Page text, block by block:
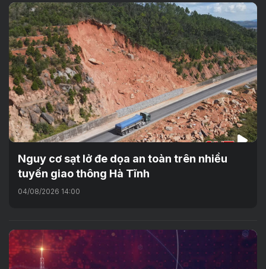
Nguy cơ sạt lở đe dọa an toàn trên nhiều
tuyến giao thông Hà Tĩnh
04/08/2026 14:00